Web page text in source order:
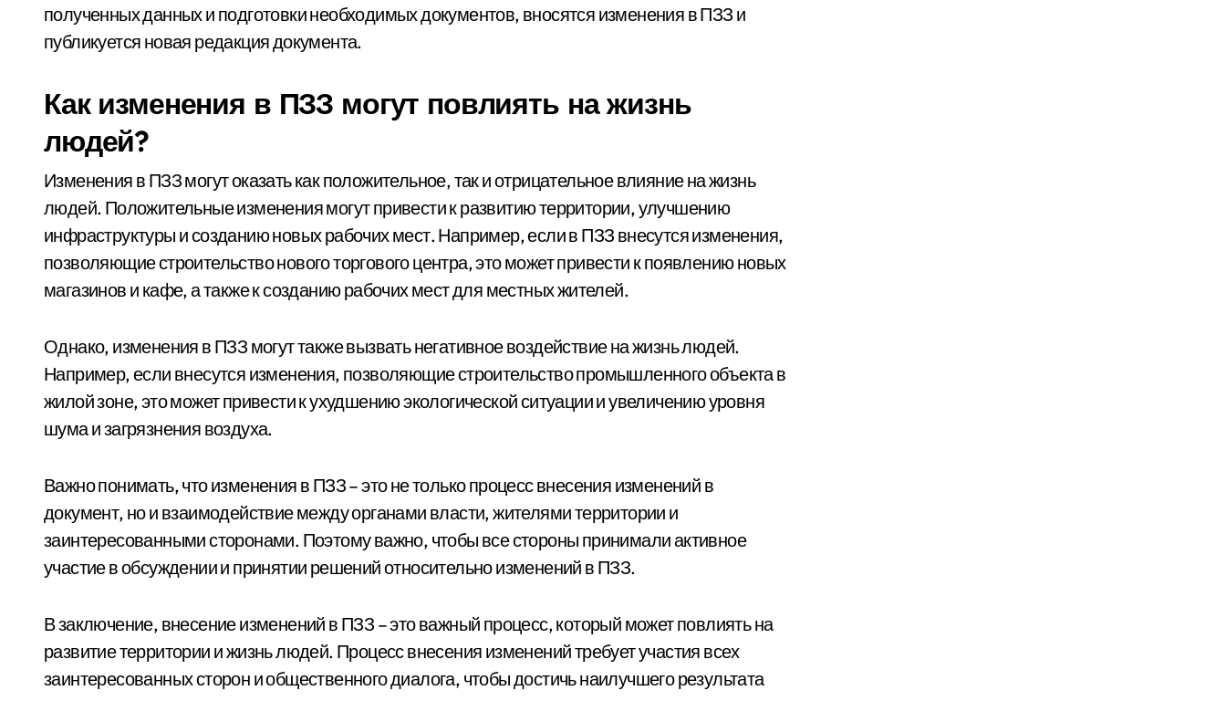
полученных данных и подготовки необходимых документов, вносятся изменения в ПЗЗ и
публикуется новая редакция документа.
Как изменения в ПЗЗ могут повлиять на жизнь
людей?
Изменения в ПЗЗ могут оказать как положительное, так и отрицательное влияние на жизнь
людей. Положительные изменения могут привести к развитию территории, улучшению
инфраструктуры и созданию новых рабочих мест. Например, если в ПЗЗ внесутся изменения,
позволяющие строительство нового торгового центра, это может привести к появлению новых
магазинов и кафе, а также к созданию рабочих мест для местных жителей.
Однако, изменения в ПЗЗ могут также вызвать негативное воздействие на жизнь людей.
Например, если внесутся изменения, позволяющие строительство промышленного объекта в
жилой зоне, это может привести к ухудшению экологической ситуации и увеличению уровня
шума и загрязнения воздуха.
Важно понимать, что изменения в ПЗЗ – это не только процесс внесения изменений в
документ, но и взаимодействие между органами власти, жителями территории и
заинтересованными сторонами. Поэтому важно, чтобы все стороны принимали активное
участие в обсуждении и принятии решений относительно изменений в ПЗЗ.
В заключение, внесение изменений в ПЗЗ – это важный процесс, который может повлиять на
развитие территории и жизнь людей. Процесс внесения изменений требует участия всех
заинтересованных сторон и общественного диалога, чтобы достичь наилучшего результата